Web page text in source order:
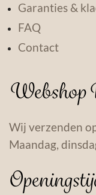
Garanties &
FAQ
Contact
Webshop
Wij verzenden
Maandag,